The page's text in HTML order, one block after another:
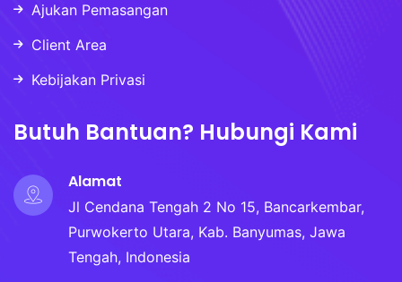
Ajukan Pemasangan
Client Area
Kebijakan Privasi
Butuh Bantuan? Hubungi Kami
Alamat
Jl Cendana Tengah 2 No 15, Bancarkembar,
Purwokerto Utara, Kab. Banyumas, Jawa
Tengah, Indonesia